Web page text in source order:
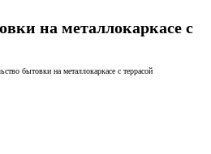
на металлокаркасе с
бытовки на металлокаркасе с террасой